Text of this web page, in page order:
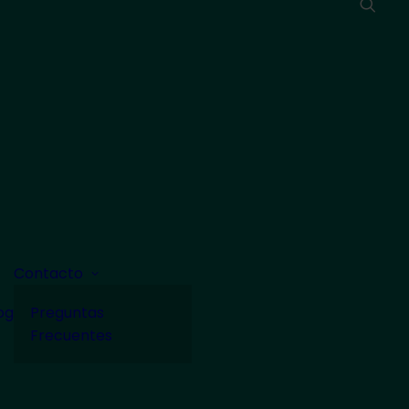
Contacto
Preguntas
Frecuentes